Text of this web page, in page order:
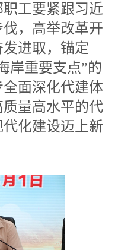
工要紧跟习近
，高举改革开
进取，锚定
岸重要支点”的
面深化代建体
量高水平的代
化建设迈上新